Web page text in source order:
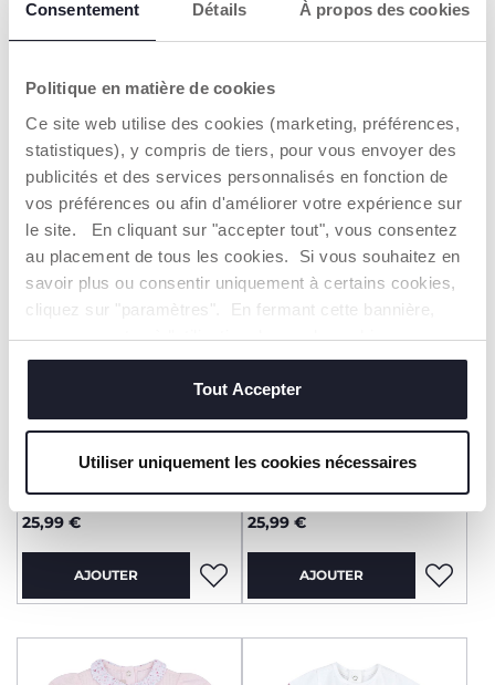
Consentement Détails À propos des cookies
Politique en matière de cookies
Ce site web utilise des cookies (marketing, préférences,
statistiques), y compris de tiers, pour vous envoyer des
publicités et des services personnalisés en fonction de
vos préférences ou afin d'améliorer votre expérience sur
le site. En cliquant sur "accepter tout", vous consentez
au placement de tous les cookies. Si vous souhaitez en
savoir plus ou consentir uniquement à certains cookies,
cliquez sur "paramètres". En fermant cette bannière,
vous consentez à l'utilisation des seuls cookies
techniques, qui sont essentiels au service demandé.
Tout Accepter
Utiliser uniquement les cookies nécessaires
27,99 €
AJOUTER AJOUTER
25,99 €
AJOUTER
25,99 €
AJOUTER